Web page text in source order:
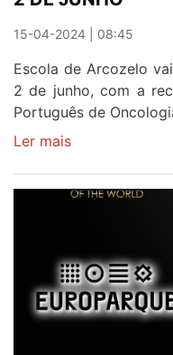
15-04-2024 | 08:45
Escola de Arcozelo
2 de junho, com a
Português de
Ler mais
SCHOOL
PARA
AJUDAR